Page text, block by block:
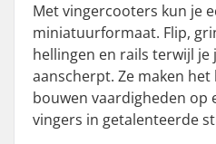
Met vingercooters kun je
miniatuurformaat. Flip,
hellingen en rails terwijl
aanscherpt. Ze maken
bouwen vaardigheden op
vingers in getalenteerde